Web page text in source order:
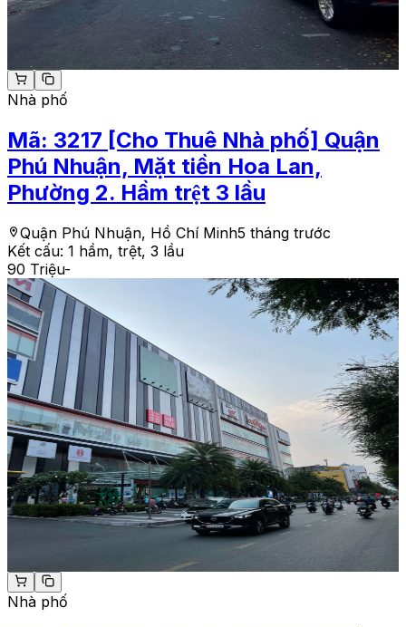
Nhà phố
Mã: 3217 [Cho Thuê Nhà phố] Quận
Phú Nhuận, Mặt tiền Hoa Lan,
Phường 2. Hầm trệt 3 lầu
Quận Phú Nhuận, Hồ Chí Minh5 tháng trước
Kết cấu: 1 hầm, trệt, 3 lầu
90 Triệu-
Nhà phố